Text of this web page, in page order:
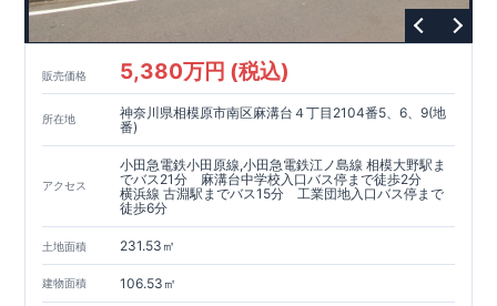
販売価格 5,380万円 (税込)
所在地
神奈川県相模原市南区麻溝台４丁目2104番5、6、9(地
番)
アクセス
小田急電鉄小田原線,小田急電鉄江ノ島線 相模大野駅ま
でバス21分 麻溝台中学校入口バス停まで徒歩2分
横浜線 古淵駅までバス15分 工業団地入口バス停まで
徒歩6分
土地面積 231.53㎡
建物面積 106.53㎡